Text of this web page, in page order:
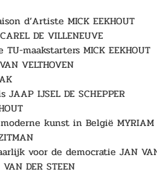
d’Artiste MICK EEKHOUT
DE VILLENEUVE
maakstarters MICK EEKHOUT
VELTHOVEN
IJSEL DE SCHEPPER
kunst in België MYRIAM
voor de democratie JAN
DER STEEN